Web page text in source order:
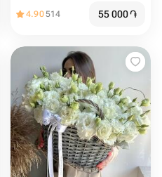
4.90514 55 000֏